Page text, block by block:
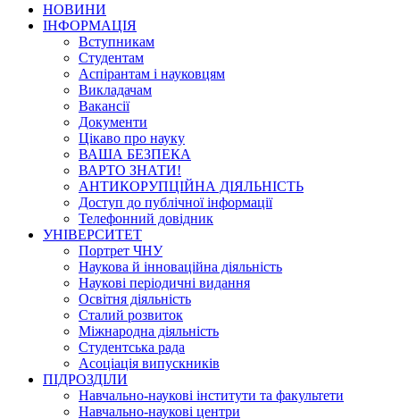
НОВИНИ
ІНФОРМАЦІЯ
Вступникам
Студентам
Аспірантам і науковцям
Викладачам
Вакансії
Документи
Цікаво про науку
ВАША БЕЗПЕКА
ВАРТО ЗНАТИ!
АНТИКОРУПЦІЙНА ДІЯЛЬНІСТЬ
Доступ до публічної інформації
Телефонний довідник
УНІВЕРСИТЕТ
Портрет ЧНУ
Наукова й інноваційна діяльність
Наукові періодичні видання
Освітня діяльність
Сталий розвиток
Міжнародна діяльність
Студентська рада
Асоціація випускників
ПІДРОЗДІЛИ
Навчально-наукові інститути та факультети
Навчально-наукові центри